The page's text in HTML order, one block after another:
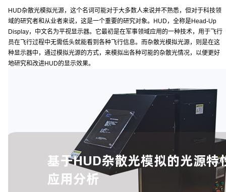
HUD杂散光模拟光源，这个名词可能对于大多数人来说并不熟悉，但对于科技领
域的研究者和从业者来说，这是一个重要的研究对象。HUD，全称是Head-Up
Display，中文名为平视显示器。它最初是在军事领域应用的一种技术，用于飞行
员在飞行过程中无需低头就能看到各种飞行信息。而杂散光模拟光源，则是在这
种显示器中，通过模拟光源的方式，来模拟出各种可能的杂散光情况，以便更好
地研究和改进HUD的显示效果。